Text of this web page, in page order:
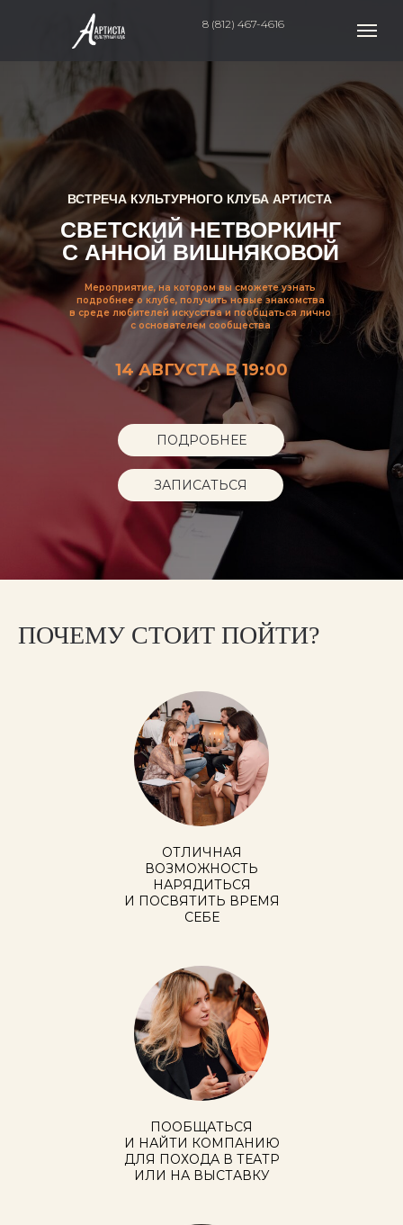
8 (812) 467-4616
ЗАПИСАТЬСЯ
ПОДРОБНЕЕ
Мероприятие, на котором вы сможете узнать
подробнее о клубе, получить новые знакомства
в среде любителей искусства и пообщаться лично
с основателем сообщества
14 АВГУСТА В 19:00
СВЕТСКИЙ НЕТВОРКИНГ
С АННОЙ ВИШНЯКОВОЙ
ВСТРЕЧА КУЛЬТУРНОГО КЛУБА АРТИСТА
ПОЧЕМУ СТОИТ ПОЙТИ?
ОТЛИЧНАЯ
ВОЗМОЖНОСТЬ
НАРЯДИТЬСЯ
И ПОСВЯТИТЬ ВРЕМЯ
СЕБЕ
ПООБЩАТЬСЯ
И НАЙТИ КОМПАНИЮ
ДЛЯ ПОХОДА В ТЕАТР
ИЛИ НА ВЫСТАВКУ